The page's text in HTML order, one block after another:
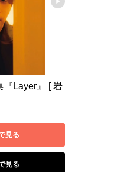
『Layer』 [ 岩
見る
見る